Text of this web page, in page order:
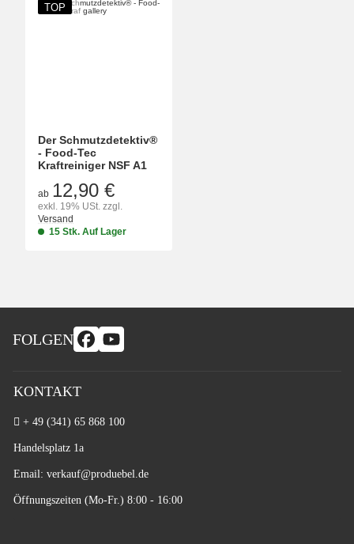
TOP
Der Schmutzdetektiv®
- Food-Tec
Kraftreiniger NSF A1
ab 12,90 €
exkl. 19% USt. zzgl.
Versand
15 Stk. Auf Lager
FOLGEN
KONTAKT
+ 49 (341) 65 868 100
Handelsplatz 1a
Email: verkauf@produebel.de
Öffnungszeiten (Mo-Fr.) 8:00 - 16:00